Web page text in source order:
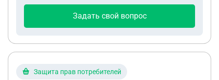
Задать свой вопрос
Защита прав потребителей